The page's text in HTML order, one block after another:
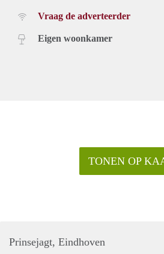
Vraag de adverteerder
Eigen woonkamer
TONEN OP
Prinsejagt, Eindhoven